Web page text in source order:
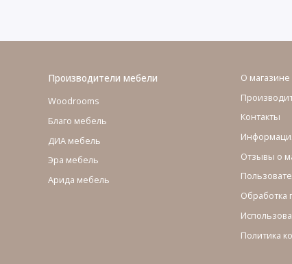
Производители мебели
Woodrooms
Благо мебель
ДИА мебель
Эра мебель
Арида мебель
О магазине
Контакты
Отзывы о
Обработка
Политика